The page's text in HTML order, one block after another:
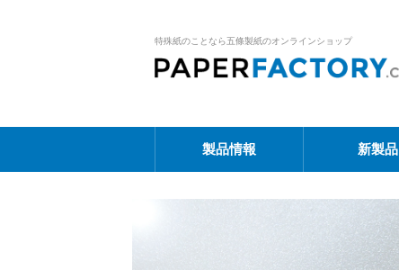
特殊紙のことなら五條製紙のオンラインショップ
製品情報 新製品